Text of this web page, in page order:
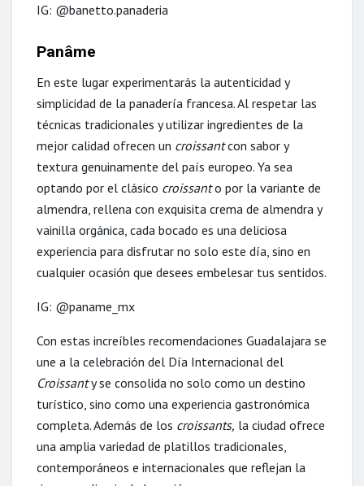
IG: @banetto.panaderia
Panâme
En este lugar experimentarás la autenticidad y
simplicidad de la panadería francesa. Al respetar las
técnicas tradicionales y utilizar ingredientes de la
mejor calidad ofrecen un croissantcon sabor y
textura genuinamente del país europeo. Ya sea
optando por el clásico croissanto por la variante de
almendra, rellena con exquisita crema de almendra y
vainilla orgánica, cada bocado es una deliciosa
experiencia para disfrutar no solo este día, sino en
cualquier ocasión que desees embelesar tus sentidos.
IG: @paname_mx
Con estas increíbles recomendaciones Guadalajara se
une a la celebración del Día Internacional del
Croissanty se consolida no solo como un destino
turístico, sino como una experiencia gastronómica
completa. Además de los croissants, la ciudad ofrece
una amplia variedad de platillos tradicionales,
contemporáneos e internacionales que reflejan la